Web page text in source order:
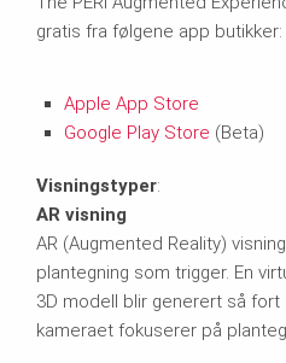
gratis fra følgene app butikker:
Apple App Store
Google Play Store (Beta)
Visningstyper:
AR visning
AR (Augmented Reality)
plantegning som trigger. En
3D modell blir generert så
kameraet fokuserer på